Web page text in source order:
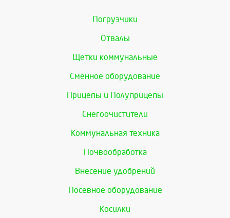
Погрузчики
Отвалы
Щетки коммунальные
Сменное оборудование
Прицепы и Полуприцепы
Снегоочистители
Коммунальная техника
Почвообработка
Внесение удобрений
Посевное оборудование
Косилки